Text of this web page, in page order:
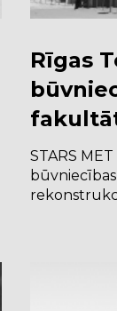
Rīgas
STARS